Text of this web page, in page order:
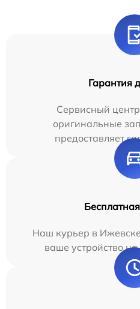
Гарантия
Сервисный
оригинальные
предоставляет
Наш курьер в
ваше устройство